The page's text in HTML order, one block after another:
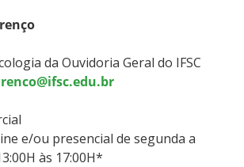
da Ouvidoria Geral do IFSC
e/ou presencial de segunda a
às 17:00H*